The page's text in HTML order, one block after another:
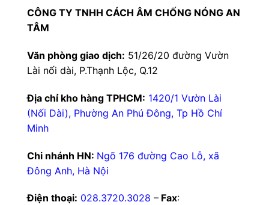
CÔNG TY TNHH CÁCH ÂM CHỐNG NÓNG AN
TÂM
Văn phòng giao dịch: 51/26/20 đường Vườn
Lài nối dài, P.Thạnh Lộc, Q.12
Địa chỉ kho hàng TPHCM: 1420/1 Vườn Lài
(Nối Dài), Phường An Phú Đông, Tp Hồ Chí
Minh
Chi nhánh HN: Ngõ 176 đường Cao Lỗ, xã
Đông Anh, Hà Nội
Điện thoại: 028.3720.3028 – Fax: